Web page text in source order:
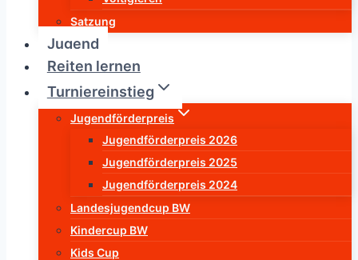
Satzung
Jugend
Reiten lernen
Turniereinstieg
Jugendförderpreis
Jugendförderpreis 2026
Jugendförderpreis 2025
Jugendförderpreis 2024
Landesjugendcup BW
Kindercup BW
Kids Cup